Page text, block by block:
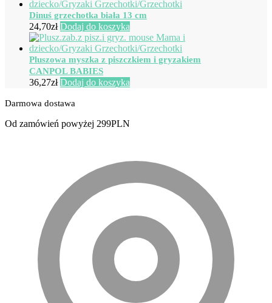
Dinuś grzechotka biała 13 cm
24,70zł Dodaj do koszyka
Pluszowa myszka z piszczkiem i gryzakiem
CANPOL BABIES
36,27zł Dodaj do koszyka
Darmowa dostawa
Od zamówień powyżej 299PLN